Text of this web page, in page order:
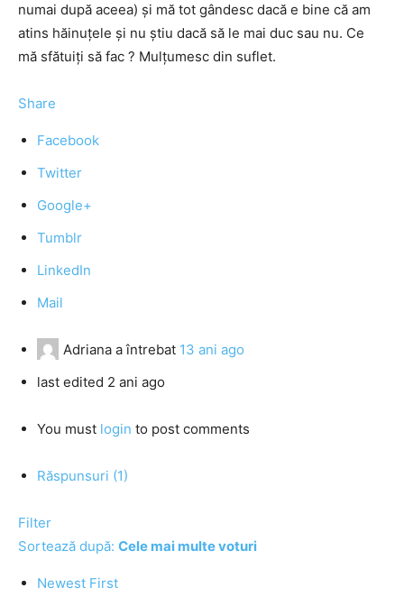
numai după aceea) și mă tot gândesc dacă e bine că am
atins hăinuțele și nu știu dacă să le mai duc sau nu. Ce
mă sfătuiți să fac ? Mulțumesc din suflet.
Share
Facebook
Twitter
Google+
Tumblr
LinkedIn
Mail
Adriana a întrebat 13 ani ago
last edited 2 ani ago
You must login to post comments
Răspunsuri (1)
Filter
Sortează după: Cele mai multe voturi
Newest First